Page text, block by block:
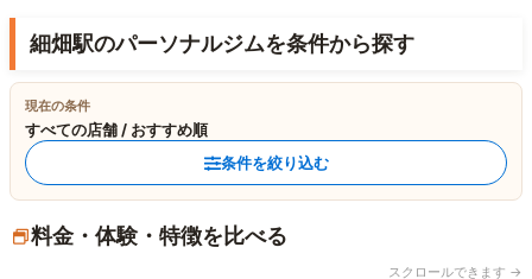
細畑駅のパーソナルジムを条件から探す
現在の条件
すべての店舗 / おすすめ順
条件を絞り込む
料金・体験・特徴を比べる
スクロールできます →